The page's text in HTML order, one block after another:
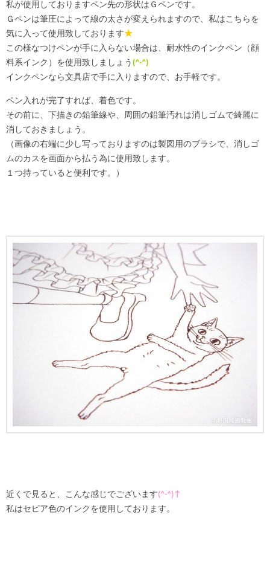
私が使用しておりますペン先の形状はＧペンです。
Ｇペンは筆圧によって線の太さが変えられますので、私はこちらを
気に入って使用致しております★
この様なつけペンが手に入らない場合は、耐水性のインクペン（顔
料系インク）を使用致しましょう (^-^)
インクペンなら文具店で手に入りますので、お手軽です。
ペン入れが完了すれば、着色です。
その前に、下描きの鉛筆線や、周囲の鉛筆汚れは消しゴムで綺麗に
消しておきましょう。
（画像の右端に少し写っておりますのは製図用のブラシで、消しゴ
ムのカスを画面から払う為に使用致します。
１つ持っていると便利です。）
近くで見ると、こんな感じでございます(^-^)↑
私はセピア色のインクを使用しております。